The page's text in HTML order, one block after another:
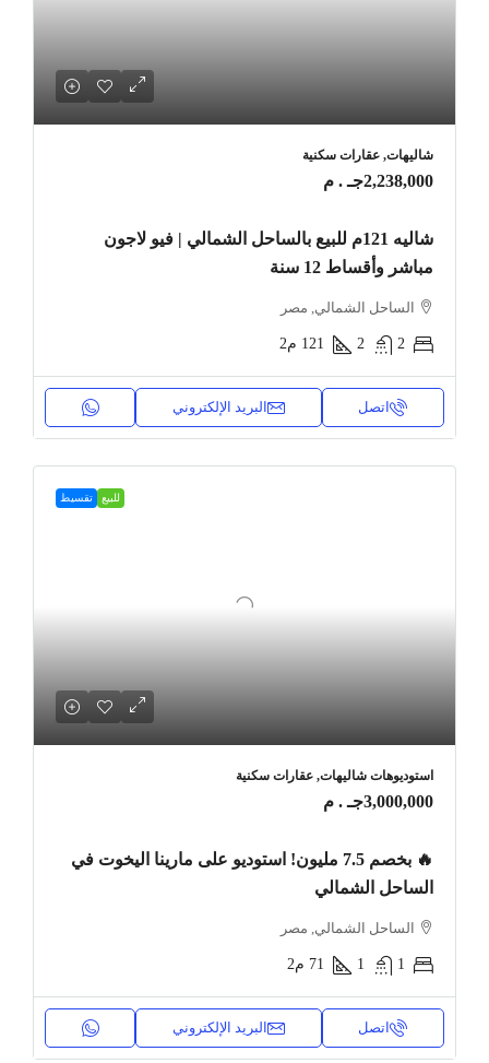
شاليهات, عقارات سكنية
2,238,000جـ . م
شاليه 121م للبيع بالساحل الشمالي | فيو لاجون
مباشر وأقساط 12 سنة
الساحل الشمالي, مصر
2
2
121 م2
اتصل البريد الإلكتروني
للبيع تقسيط
استوديوهات شاليهات, عقارات سكنية
3,000,000جـ . م
🔥 بخصم 7.5 مليون! استوديو على مارينا اليخوت في
الساحل الشمالي
الساحل الشمالي, مصر
1
1
71 م2
اتصل البريد الإلكتروني